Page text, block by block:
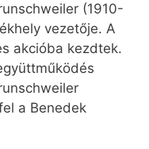
(1910-
vezetője. A
akcióba kezdtek.
a Benedek